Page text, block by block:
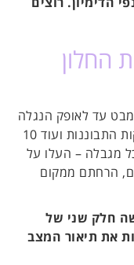
החלון
עד לאופק הנגלה
לעין. תנו לעצמכם מסגרת זמן של 5 דקות התבוננות ועוד 10
מגבלה – העלו על
הרחתם ממקום
חלק שני של
10 דקות לפחות את תיאור המצב